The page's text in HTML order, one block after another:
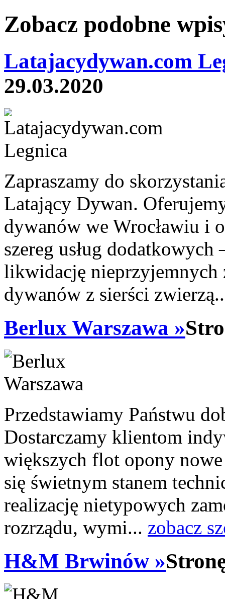
Zobacz podobne
Latajacydywan.com
29.03.2020
Zapraszamy do
Latający Dywan.
dywanów we Wrocławiu i
szereg usług
likwidację nieprzyjemnych
dywanów z sierści
Berlux Warszawa »
Przedstawiamy Państwu
Dostarczamy klientom
większych flot opony
się świetnym stanem
realizację nietypowych
rozrządu, wymi... zobacz
H&M Brwinów »